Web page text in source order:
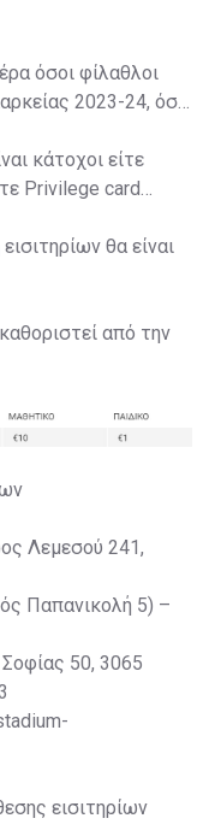
όσοι φίλαθλοι
2023-24, όσο
κάτοχοι είτε
Privilege card
θα είναι
από την
Λεμεσού 241,
Παπανικολή 5) –
50, 3065
εισιτηρίων